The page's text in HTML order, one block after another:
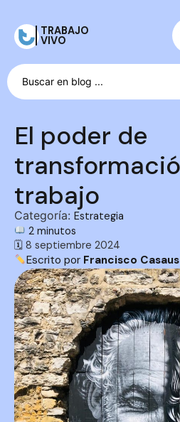
TRABAJO
VIVO
El poder de
trabajo
Categoría: Estrategia
2 minutos
🗓 8 septiembre 2024
Escrito por Francisco Casaus